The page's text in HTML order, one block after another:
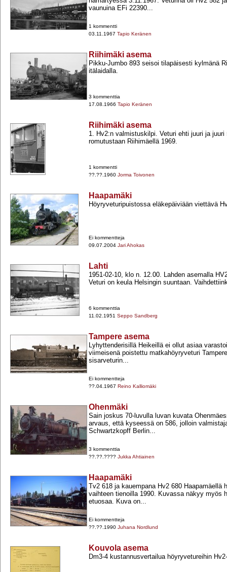
vaunuina EFi 22390...
1 kommentti
03.11.1967 Tapio Keränen
Riihimäki asema
Pikku-​Jumbo 893 seisoi tilapäisesti kylmänä
itälaidalla.
3 kommenttia
17.08.1966 Tapio Keränen
Riihimäki asema
1. Hv2:n valmistuskilpi. Veturi ehti juuri ja juuri
romutustaan Riihimäellä 1969.
1 kommentti
??.??.1960 Jorma Toivonen
Haapamäki
Höyryveturipuistossa eläkepäiviään viettävä
Ei kommentteja
09.07.2004 Jari Ahokas
Lahti
1951-​02-​10, klo n. 12.00. Lahden asemalla
Veturi on keula Helsingin suuntaan.
6 kommenttia
11.02.1951 Seppo Sandberg
Tampere asema
Lyhyttenderisillä Heikeillä ei ollut asiaa
viimeisenä poistettu matkahöyryveturi
sisarveturin...
Ei kommentteja
??.04.1967 Reino Kalliomäki
Ohenmäki
Sain joskus 70-​luvulla luvan kuvata
arvaus, että kyseessä on 586, jolloin
Schwartzkopff Berlin...
3 kommenttia
??.??.???? Jukka Ahtiainen
Haapamäki
Tv2 618 ja kauempana Hv2 680 Haapamäellä
vaihteen tienoilla 1990. Kuvassa näkyy myös
etuosaa. Kuva on...
Ei kommentteja
??.??.1990 Juhana Nordlund
Kouvola asema
Dm3-​4 kustannusvertailua höyryvetureihin